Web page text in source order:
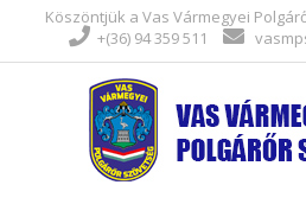
Köszöntjük a Vas Vármegyei
+(36) 94 359 511